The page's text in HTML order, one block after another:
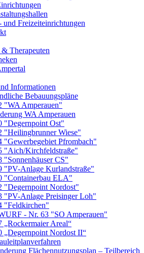
und Freizeiteinrichtungen
Therapeuten
Informationen
Bebauungspläne
"WA Amperauen"
WA Amperauen
"Degernpoint Ost"
"Heilingbrunner Wiese"
"Gewerbegebiet Pfrombach"
"Aich/Kirchfeldstraße"
"Sonnenhäuser CS"
"PV-Anlage Kurlandstraße"
"Containerbau ELA"
"Degernpoint Nordost"
"PV-Anlage Preisinger Loh"
"Feldkirchen"
- Nr. 63 "SO Amperauen"
„Rockermaier Areal“
„Degernpoint Nordost II“
Flächennutzungsplan – Teilbereich